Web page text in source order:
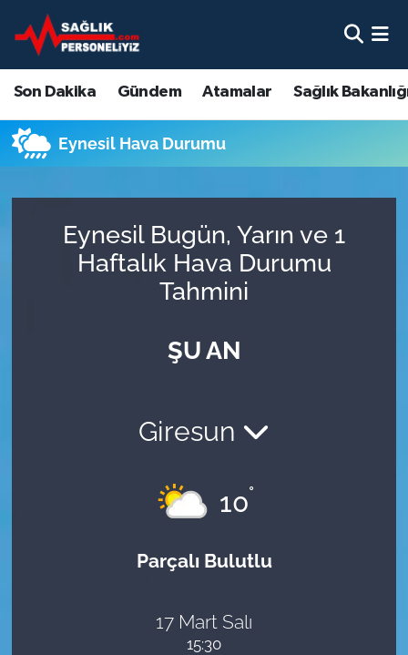
Son Dakika Gündem Atamalar Sağlık
Eynesil Hava Durumu
Eynesil Bugün, Yarın ve 1
Haftalık Hava Durumu
Tahmini
ŞU AN
Giresun
10°
Parçalı Bulutlu
17 Mart Salı
15:30
Son Dakika
Gündem
Atamalar
Mevzuat
Sağlık Personeli Alımı
Nöbetçi Eczaneler
Hava Durumu
Namaz Vakitleri
Süper Lig Puan Durumu ve Fikstür
Son Dakika Haberleri